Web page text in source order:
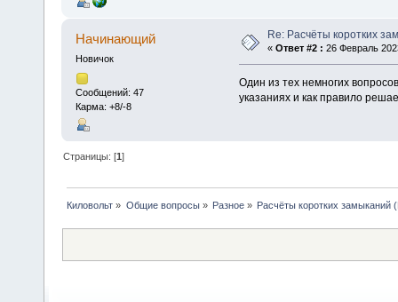
Начинающий
Новичок
Сообщений: 47
Карма: +8/-8
Re: Расчёты коротких
« Ответ #2 : 26 Февраль
Один из тех немногих
указаниях и как правило
Страницы: [1]
Киловольт » Общие вопросы» Разное» Расчёты коротких замыканий